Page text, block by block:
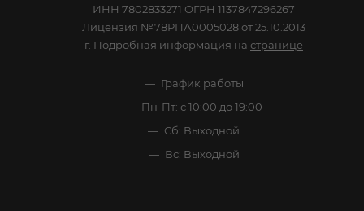
ИНН 7802833271 ОГРН 1137847296267
Лицензия №78РПА0005028 от 25.10.2013
г. Подробная информация на странице
График работы
Пн-Пт: с 10:00 до 19:00
Сб: Выходной
Вс: Выходной